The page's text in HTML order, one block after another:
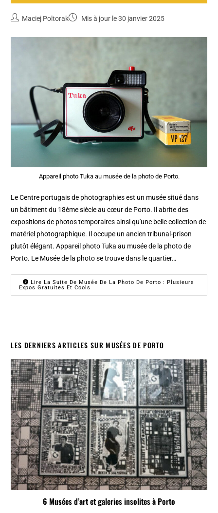
Maciej Poltorak Mis à jour le 30 janvier 2025
Appareil photo Tuka au musée de la photo de Porto.
Le Centre portugais de photographies est un musée situé dans
un bâtiment du 18ème siècle au cœur de Porto. Il abrite des
expositions de photos temporaires ainsi qu'une belle collection de
matériel photographique. Il occupe un ancien tribunal-prison
plutôt élégant. Appareil photo Tuka au musée de la photo de
Porto. Le Musée de la photo se trouve dans le quartier…
Lire La Suite De Musée De La Photo De Porto : Plusieurs
Expos Gratuites Et Cools
LES DERNIERS ARTICLES SUR MUSÉES DE PORTO
6 Musées d’art et galeries insolites à Porto